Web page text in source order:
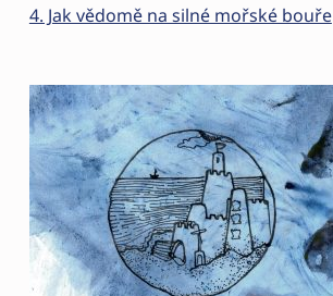
4. Jak vědomě na silné mořské bouře